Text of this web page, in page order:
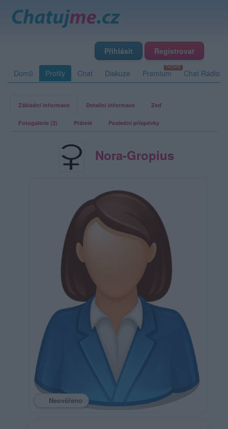
Přihlásit Registrovat
Domů Profily Chat Diskuze Premium Chat Rádio
Základní informace Detailní informace Zeď
Fotogalerie (2) Přátelé Poslední příspěvky
Nora-Gropius
Neověřeno